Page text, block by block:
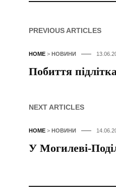
PREVIOUS ARTICLES
HOME > НОВИНИ
Побиття
NEXT ARTICLES
HOME > НОВИНИ
У Могилеві-